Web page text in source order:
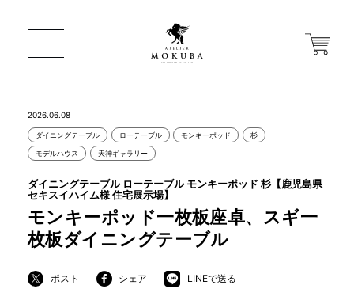
ONLINE STORE
店舗から探す
一枚板 ATELIER MOKUBA HOME
2026.06.08
ダイニングテーブル ローテーブル モンキーポッド 杉
モデルハウス 天神ギャラリー
モンキーポッド一枚板座卓、スギ一
枚板ダイニングテーブル
ダイニングテーブル ローテーブル モンキーポッド 杉【鹿児島県
セキスイハイム様 住宅展示場】
ポスト シェア LINEで送る